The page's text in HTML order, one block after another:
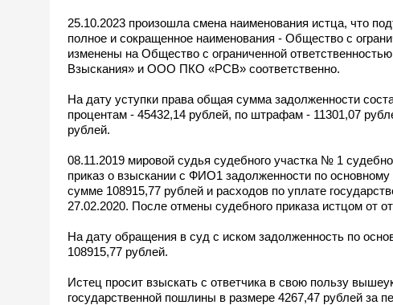
25.10.2023 произошла смена наименования истца, что
полное и сокращенное наименования - Общество с
изменены на Общество с ограниченной
Взыскания» и ООО ПКО «РСВ» соответственно.
На дату уступки права общая сумма задолженности
процентам - 45432,14 рублей, по штрафам - 11301,07
рублей.
08.11.2019 мировой судья судебного участка № 1
приказ о взыскании с ФИО1 задолженности по
сумме 108915,77 рублей и расходов по уплате
27.02.2020. После отмены судебного приказа истцом от
На дату обращения в суд с иском задолженность по
108915,77 рублей.
Истец просит взыскать с ответчика в свою пользу
государственной пошлины в размере 4267,47 рублей